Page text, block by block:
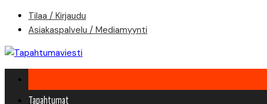
Skip
content
Tilaa / Kirjaudu
Asiakaspalvelu / Mediamyynti
Tapahtumat